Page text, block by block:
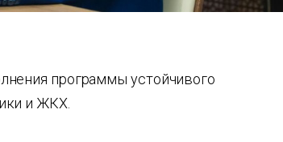
программы устойчивого
и ЖКХ.